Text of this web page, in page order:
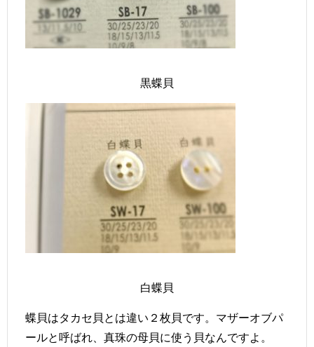
黒蝶貝
白蝶貝
蝶貝はタカセ貝とは違い２枚貝です。マザーオブパ
ールと呼ばれ、真珠の母貝に使う貝なんですよ。